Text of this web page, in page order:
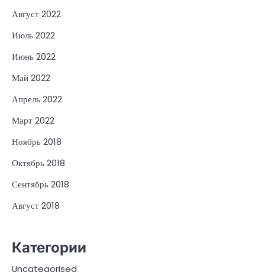
Август 2022
Июль 2022
Июнь 2022
Май 2022
Апрель 2022
Март 2022
Ноябрь 2018
Октябрь 2018
Сентябрь 2018
Август 2018
Категории
Uncategorised